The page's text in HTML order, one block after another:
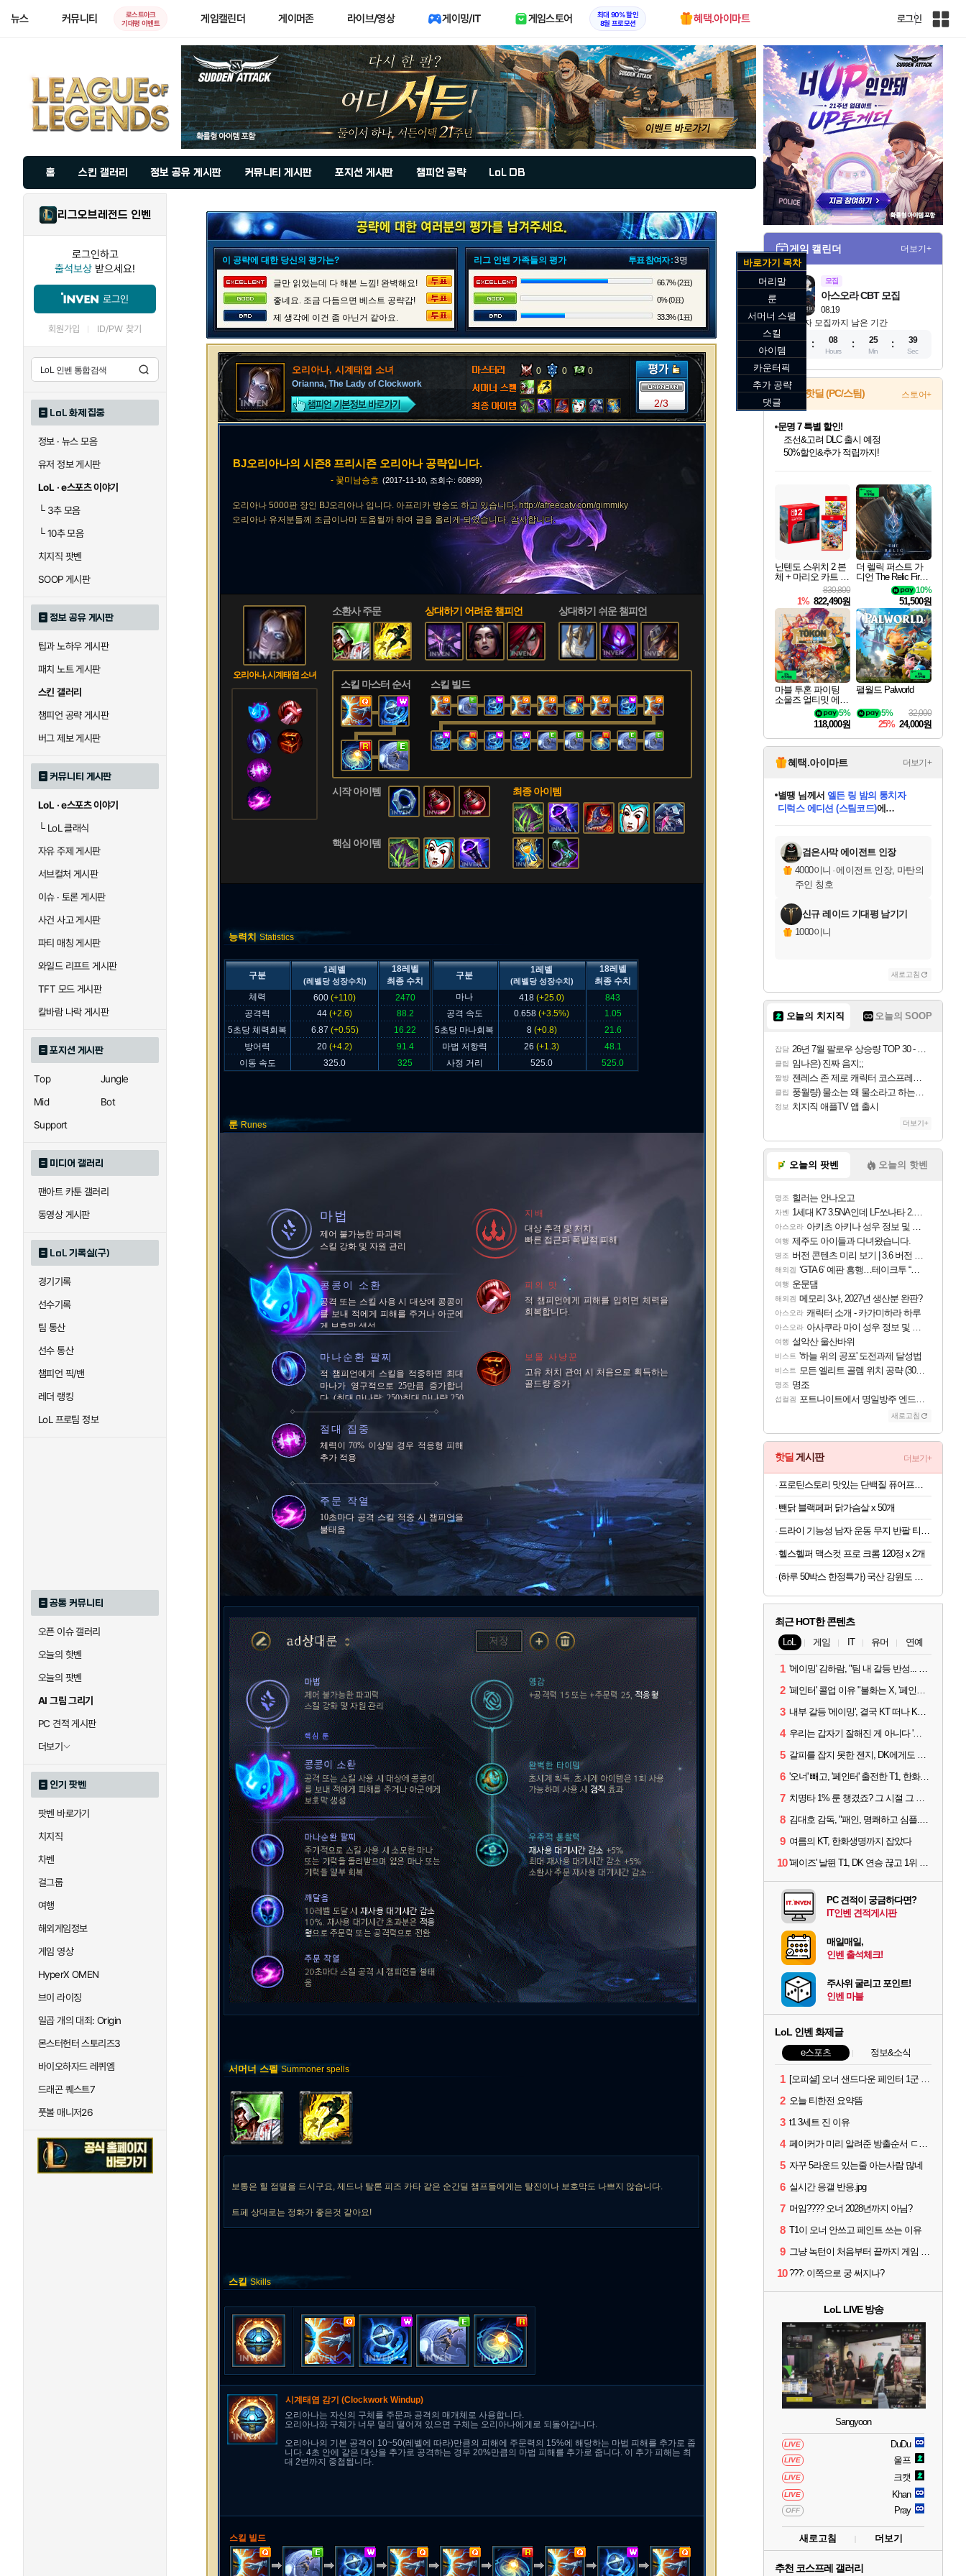
뉴스 커뮤니티
로스트아크
기대평 이벤트
게임캘린더 게이머존 라이브/영상 게이밍/IT 게임스토어
최대 90% 할인
8월 프로모션
혜택.아이마트 로그인
인
전
사
이
트
홈 스킨 갤러리 정보 공유 게시판 커뮤니티 게시판 포지션 게시판 챔피언 공략 LoL DB
리그오브레전드 인벤
로그인하고
출석보상 받으세요!
로그인
회원가입 ID/PW 찾기
LoL 화제 집중
정보 · 뉴스 모음
유저 정보 게시판
LoL · e스포츠 이야기
└3추 모음
└10추 모음
치지직 팟벤
SOOP 게시판
정보 공유 게시판
팁과 노하우 게시판
패치 노트 게시판
스킨 갤러리
챔피언 공략 게시판
버그 제보 게시판
커뮤니티 게시판
LoL · e스포츠 이야기
└LoL 클래식
자유 주제 게시판
서브컬처 게시판
이슈 · 토론 게시판
사건 사고 게시판
파티 매칭 게시판
와일드 리프트 게시판
TFT 모드 게시판
칼바람 나락 게시판
포지션 게시판
Top
Jungle
Mid
Bot
Support
미디어 갤러리
팬아트 카툰 갤러리
동영상 게시판
LoL 기록실(구)
경기기록
선수기록
팀 통산
선수 통산
챔피언 픽/밴
레더 랭킹
LoL 프로팀 정보
공통 커뮤니티
오픈 이슈 갤러리
오늘의 핫벤
오늘의 팟벤
AI 그림 그리기
PC 견적 게시판
더보기
인기 팟벤
팟벤 바로가기
치지직
차벤
걸그룹
여행
해외게임정보
게임 영상
HyperX OMEN
브이 라이징
일곱 개의 대죄: Origin
몬스터헌터 스토리즈3
바이오하자드 레퀴엠
드래곤 퀘스트7
풋볼 매니저26
이 공략에 대한 당신의 평가는?
글만 읽었는데 다 해본 느낌! 완벽해요!
좋네요. 조금 다듬으면 베스트 공략감!
제 생각에 이건 좀 아닌거 같아요.
리그 인벤 가족들의 평가 투표 참여자 :3명
66.7% (2표)
0% (0표)
33.3% (1표)
오리아나, 시계태엽 소녀
Orianna, The Lady of Clockwork
0 0 0
2/3
BJ오리아나의 시즌8 프리시즌 오리아나 공략입니다.
- 꽃미남승호 (2017-11-10, 조회수: 60899)
오리아나 5000판 장인 BJ오리아나 입니다. 아프리카 방송도 하고 있습니다. http://afreecatv.com/gimmiky
오리아나 유저분들께 조금이나마 도움될까 하여 글을 올리게 되었습니다. 감사합니다.
오리아나, 시계태엽 소녀
소환사 주문 상대하기 어려운 챔피언 상대하기 쉬운 챔피언
스킬 마스터 순서 스킬 빌드
시작 아이템
핵심 아이템
최종 아이템
능력치 Statistics
구분
1레벨
(레벨당 성장수치)
18레벨
최종 수치
구분
1레벨
(레벨당 성장수치)
18레벨
최종 수치
체력
600 (+110) 2470 마나 418 (+25.0)
843
공격력
44 (+2.6) 88.2 공격 속도 0.658 (+3.5%)
1.05
5초당 체력회복
6.87 (+0.55) 16.22 5초당 마나회복 8 (+0.8)
21.6
방어력
20 (+4.2) 91.4 마법 저항력 26 (+1.3)
48.1
이동 속도
325.0 325 사정 거리 525.0 525.0
룬Runes
마법
제어 불가능한 파괴력
스킬 강화 및 자원 관리
콩콩이 소환
공격 또는 스킬 사용 시 대상에 콩콩이
를 보내 적에게 피해를 주거나 아군에
게 보호막 생성
마나순환 팔찌
적 챔피언에게 스킬을 적중하면 최대
마나가 영구적으로 25만큼 증가합니
다. (최대 마나량: 250)최대 마나량 250
에 도달하면 5초마다 잃은 마나의 1%
를 회복합니다.
절대 집중
체력이 70% 이상일 경우 적응형 피해
추가 적용
주문 작열
10초마다 공격 스킬 적중 시 챔피언을
불태움
지배
대상 추격 및 처치
빠른 접근과 폭발적 피해
피의 맛
적 챔피언에게 피해를 입히면 체력을
회복합니다.
보물 사냥꾼
고유 처치 관여 시 처음으로 획득하는
골드량 증가
서머너 스펠Summoner spells
보통은 힐 점멸을 드시구요, 제드나 탈론 피즈 카타 같은 순간딜 챔프들에게는 탈진이나 보호막도 나쁘지 않습니다.
트페 상대로는 정화가 좋은것 같아요!
스킬Skills
시계태엽 감기 (Clockwork Windup)
오리아나는 자신의 구체를 주문과 공격의 매개체로 사용합니다.
오리아나와 구체가 너무 멀리 떨어져 있으면 구체는 오리아나에게로 되돌아갑니다.
오리아나의 기본 공격이 10~50(레벨에 따라)만큼의 피해에 주문력의 15%에 해당하는 마법 피해를 추가로 줍
니다. 4초 안에 같은 대상을 추가로 공격하는 경우 20%만큼의 마법 피해를 추가로 줍니다. 이 추가 피해는 최
대 2번까지 중첩됩니다.
스킬 빌드
게임 캘린더 더보기+
모집
08.19
아스오라 CBT 모집
참가자 모집까지 남은 기간
10
08
Hours
25
Min
37
Sec
게임 핫딜 (PC/스팀) 스토어+
최대 90% 할인가를 만나보세요!
네이버혜택과 함께 만나보세요!
문명 7 특별 할인!
조선&고려 DLC 출시 예정
50%할인&추가 적립까지!
네이버 포인트 혜택까지!
이니&베니 혜택까지!
네이버 혜택가와 함께 예약하세요!
할인&네이버혜택으로 만나보세요!
네이버페이 혜택과 만나보세요!
40주년 프로모션으로 만나보세요!
할인가에 만나보세요!
일부 에디션 상시 할인!
혜택으로 예약 판매 중
편안하게 충전하세요
닌텐도 스위치 2 본
체 + 마리오 카트 월
드 + 슈퍼 마리오 파
티 잼버리 닌텐도
스위치 2 에디션 +
잼버리 TV 번들
830,800
1% 822,490원
더 렐릭 퍼스트 가
디언 The Relic First
10%
51,500원
마블 투혼 파이팅
소울즈 얼티밋 에디
션 MARVEL Tokon
Fighting Souls Ultima
5%
118,000원
팰월드 Palworld
32,000
5%
25% 24,000원
혜택.아이마트 더보기+
교환.
별땡 님께서 엘든 링 밤의 통치자
디럭스 에디션 (스팀코드)에
당첨되셨습니다.
당첨되셨습니다.
당첨되셨습니다.
당첨되셨습니다.
당첨되셨습니다.
당첨되셨습니다.
에디션 (스팀코드)를 교환.
당첨되셨습니다.
검은사막 에이전트 인장
4000이니 ·에이전트 인장, 마탄의
주인 칭호
신규 레이드 기대평 남기기
1000이니
새로고침
오늘의 치지직 오늘의 SOOP
잡담 26년 7월 팔로우 상승량 TOP 30 - 월간 치지직
클립 임나은) 진짜 음지;;
짤방 젠레스 존 제로 캐릭터 코스프레한 꽁주
클립 풍월량) 물소는 왜 물소라고 하는거야? 아! 그만 ㅋㅋ 알았어 ㅋㅋ
정보 치지직 애플TV 앱 출시
더보기+
오늘의 팟벤 오늘의 핫벤
명조 힐러는 안나오고
차벤 1세대 K7 3.5NA인데 LF쏘나타 2.0NA 기변하면 유류비 절약이 얼마나 될까요..?
아스오라 아키츠 아키나 성우 정보 및 주요 필모
여행 제주도 아이들과 다녀왔습니다.
명조 버전 콘텐츠 미리 보기 | 3.6 버전 「신기루 속 등불 그림자, 속세에 깃든 검의 결심」이 8월 20일에 업데이트됩니다!
해외겜 ‘GTA 6’ 예판 흥행…테이크투 “내부 예상 크게 넘어”
여행 운문댐
해외겜 메모리 3사, 2027년 생산분 완판?
아스오라 캐릭터 소개 - 카가미하라 하루
아스오라 아사쿠라 마이 성우 정보 및 주요 필모
여행 설악산 울산바위
비스트 '하늘 위의 공포' 도전과제 달성법
비스트 모든 엘리트 골렘 위치 공략 (30개) - 방랑 결투가
명조 명조
섭컬겜 포트나이트에서 명일방주 엔드필드 [펠리카] 판매 예정
새로고침
핫딜 게시판 더보기+
뺀닭 블랙페퍼 닭가슴살 x 50개
헬스헬퍼 맥스컷 프로 크롬 120정 x 2개
(하루 50박스 한정특가) 국산 강원도 흑찰옥수수 특품 30개
최근 HOT한 콘텐츠
LoL 게임 IT 유머 연예
1 '에이밍' 김하람, "팀 내 갈등 반성... 끝까지 뛰고 싶었다"
2 '페인터' 콜업 이유 "불화는 X, '페인터'는 부족한 콜을 채워줄 선수"
3 내부 갈등 '에이밍', 결국 KT 떠나 KRX로...'지우'와 트레이드
4 우리는 갑자기 잘해진 게 아니다 '씨맥' 김대호 감독의 자신감
5 갈피를 잡지 못한 젠지, DK에게도 0:2 패배
6 '오너' 빼고, '페인터' 출전한 T1, 한화생명에 패배
7 치명타 1% 룬 챙겼죠? 그 시절 그 감성 '롤 클래식' 30일 출시
8 김대호 감독, "패인, 명쾌하고 심플...다시 힘낼 수 있어"
9 여름의 KT, 한화생명까지 잡았다
10 '페이즈' 날뛴 T1, DK 연승 끊고 1위 지켜
PC 견적이 궁금하다면?
IT인벤 견적게시판
매일매일,
인벤 출석체크!
주사위 굴리고 포인트!
인벤 마블
LoL 인벤 화제글
e스포츠 정보&소식
1 [오피셜] 오너 샌드다운 페인터 1군 콜업 출전
2 오늘 티한전 요약뜸
3 t1 3세트 진 이유
4 페이커가 미리 알려준 방출순서 ㄷㄷㄷㄷ
5 자꾸 5라운드 있는줄 아는사람 많네
6 실시간 응갤 반응.jpg
7 머임???? 오너 2028년까지 아님?
8 T1이 오너 안쓰고 페인트 쓰는 이유
9 그냥 녹턴이 처음부터 끝까지 게임 지게 굴려줬는데
10 ???: 이쪽으로 궁 써지나?
LoL LIVE 방송
Sangyoon
LIVE DuDu
LIVE 울프
LIVE 크캣
LIVE Khan
OFF Pray
새로고침 더보기
추천 코스프레 갤러리
바로가기 목차
머리말
룬
서머너 스펠
스킬
아이템
카운터픽
추가 공략
댓글